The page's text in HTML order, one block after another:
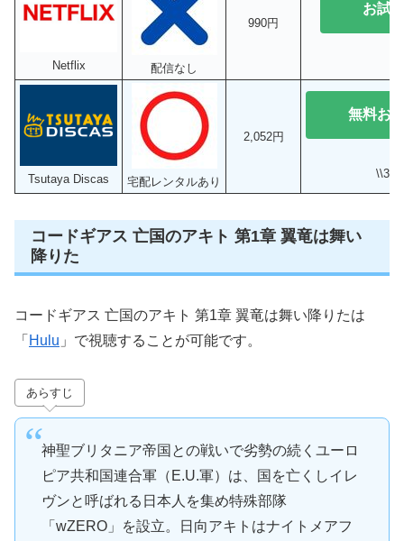
Netflix 配信なし
990円
お試
Tsutaya Discas 宅配レンタルあり
2,052円
無料お
\\30
コードギアス 亡国のアキト 第1章 翼竜は舞い
降りた
コードギアス 亡国のアキト 第1章 翼竜は舞い降りたは
「 Hulu 」で視聴することが可能です。
あらすじ
神聖ブリタニア帝国との戦いで劣勢の続くユーロ
ピア共和国連合軍（E.U.軍）は、国を亡くしイレ
ヴンと呼ばれる日本人を集め特殊部隊
「wZERO」を設立。日向アキトはナイトメアフ